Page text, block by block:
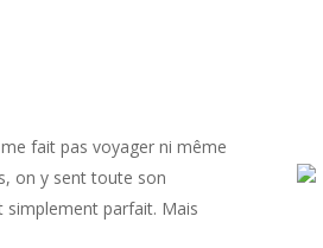
fait pas voyager ni même
on y sent toute son
simplement parfait. Mais